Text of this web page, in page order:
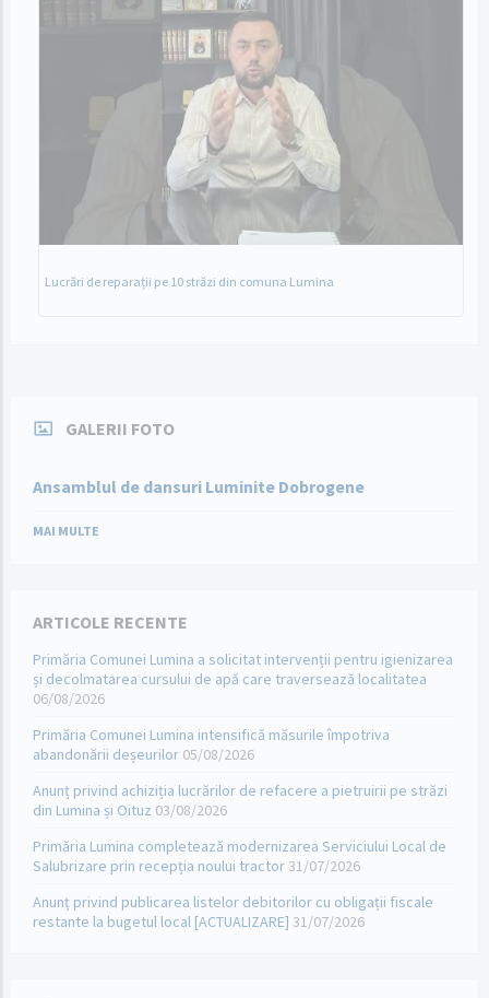
Lucrări de reparații pe 10 străzi din comuna Lumina
GALERII FOTO
Ansamblul de dansuri Luminite Dobrogene
MAI MULTE
ARTICOLE RECENTE
Primăria Comunei Lumina a solicitat intervenții pentru igienizarea
și decolmatarea cursului de apă care traversează localitatea
06/08/2026
Primăria Comunei Lumina intensifică măsurile împotriva
abandonării deșeurilor 05/08/2026
Anunț privind achiziția lucrărilor de refacere a pietruirii pe străzi
din Lumina și Oituz 03/08/2026
Primăria Lumina completează modernizarea Serviciului Local de
Salubrizare prin recepția noului tractor 31/07/2026
Anunț privind publicarea listelor debitorilor cu obligații fiscale
restante la bugetul local [ACTUALIZARE] 31/07/2026